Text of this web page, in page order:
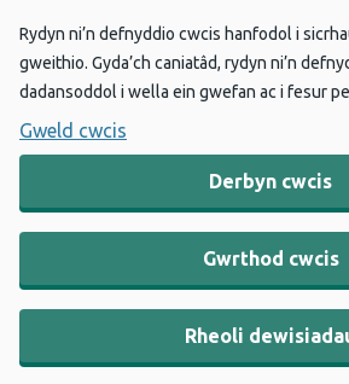
Rydyn ni’n defnyddio cwcis hanfodol i
gweithio. Gyda’ch caniatâd, rydyn ni’n
dadansoddol i wella ein gwefan ac i fesur
Gweld cwcis
Derbyn cwcis
Gwrthod cwcis
Rheoli